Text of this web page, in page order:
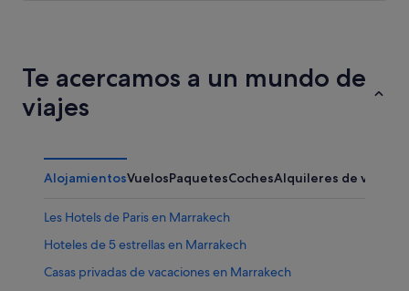
Te acercamos a un mundo de
viajes
AlojamientosVuelosPaquetesCochesAlquileres de
Les Hotels de Paris en Marrakech
Hoteles de 5 estrellas en Marrakech
Casas privadas de vacaciones en Marrakech